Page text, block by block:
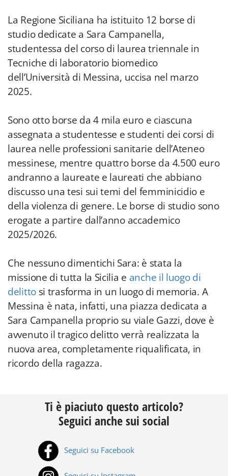
La Regione Siciliana ha istituito 12 borse di
studio dedicate a Sara Campanella,
studentessa del corso di laurea triennale in
Tecniche di laboratorio biomedico
dell’Università di Messina, uccisa nel marzo
2025.
Sono otto borse da 4 mila euro e ciascuna
assegnata a studentesse e studenti dei corsi di
laurea nelle professioni sanitarie dell’Ateneo
messinese, mentre quattro borse da 4.500 euro
andranno a laureate e laureati che abbiano
discusso una tesi sui temi del femminicidio e
della violenza di genere. Le borse di studio sono
erogate a partire dall’anno accademico
2025/2026.
Che nessuno dimentichi Sara: è stata la
missione di tutta la Sicilia e anche il luogo di
delittosi trasforma in un luogo di memoria. A
Messina è nata, infatti, una piazza dedicata a
Sara Campanella proprio su viale Gazzi, dove è
avvenuto il tragico delitto verrà realizzata la
nuova area, completamente riqualificata, in
ricordo della ragazza.
Ti è piaciuto questo articolo?
Seguici anche sui social
Seguici su Facebook